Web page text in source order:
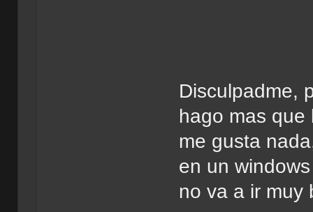
Disculpadme,
hago mas que
me gusta
en un
no va a ir muy